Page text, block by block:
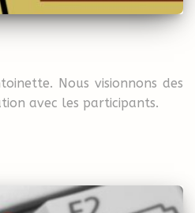
Nous visionnons des
avec les participants.